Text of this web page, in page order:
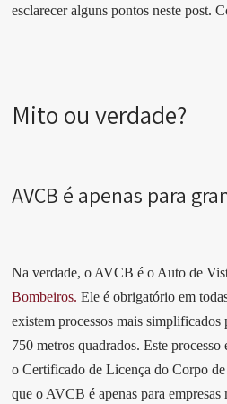
esclarecer alguns pontos neste post.
Mito ou verdade?
AVCB é apenas para
Na verdade, o AVCB é o Auto de
Bombeiros. Ele é obrigatório em
existem processos mais simplificados
750 metros quadrados. Este
o Certificado de Licença do Corpo
que o AVCB é apenas para empresas